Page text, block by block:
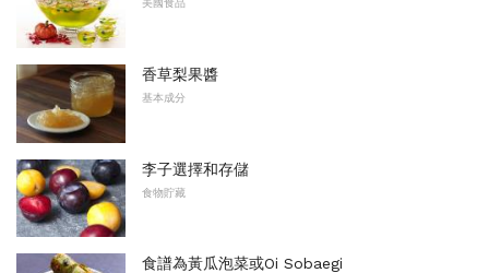
美國食品
香草梨果醬
基本成分
李子選擇和存儲
食物貯藏
食譜為黃瓜泡菜或Oi Sobaegi